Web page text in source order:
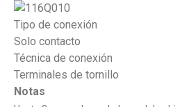
Tipo de conexión
Solo contacto
Técnica de conexión
Terminales de tornillo
Notas